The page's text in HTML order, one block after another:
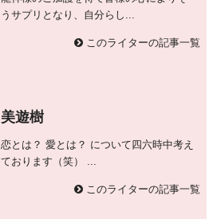
うサプリとなり、自分らし...
このライターの記事一覧
美遊樹
恋とは？ 愛とは？ について四六時中考え
ております（笑） ...
このライターの記事一覧